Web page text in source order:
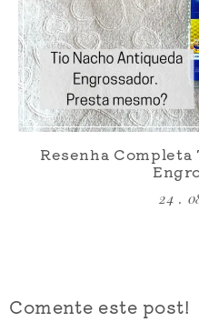
Resenha
24 .
Comente este post!